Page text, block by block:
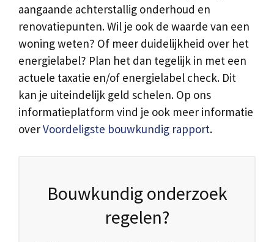
aangaande achterstallig onderhoud en
renovatiepunten. Wil je ook de waarde van een
woning weten? Of meer duidelijkheid over het
energielabel? Plan het dan tegelijk in met een
actuele taxatie en/of energielabel check. Dit
kan je uiteindelijk geld schelen. Op ons
informatieplatform vind je ook meer informatie
overVoordeligste bouwkundig rapport.
Bouwkundig onderzoek
regelen?